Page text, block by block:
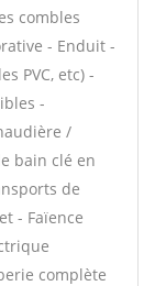
combles
- Enduit -
PVC, etc) -
-
/
bain clé en
de
- Faïence
complète